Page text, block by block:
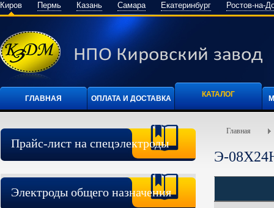
Киров Пермь Казань Самара Екатеринбург Ростов-на-
ГЛАВНАЯ ОПЛАТА И ДОСТАВКА КАТАЛОГ
Прайс-лист на спецэлектроды
Электроды общего назначения
Главная
Э-